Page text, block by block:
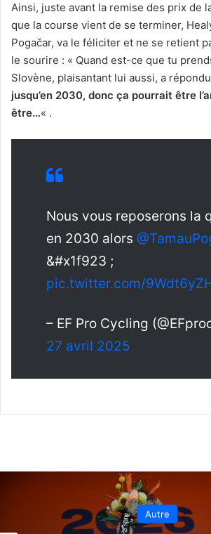
Ainsi, juste avant la remise des prix de
que la course vient de se terminer,
Pogačar, va le féliciter et ne se retient
le sourire : « Quand est-ce que tu
Slovène, plaisantant lui aussi, a
jusqu’en 2030, donc ça pourrait être
être…« .
Nous vous reposerons la
en 2030 alors
&#x1f923 ;
pic.twitter.com/
– EF Pro Cycling
27 avril 2025
Autre